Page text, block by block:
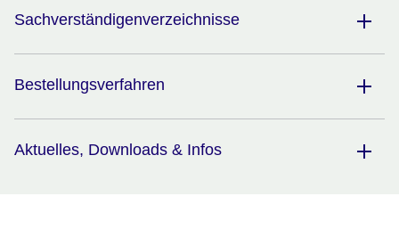
Sachverständigenverzeichnisse
Bestellungsverfahren
Aktuelles, Downloads & Infos